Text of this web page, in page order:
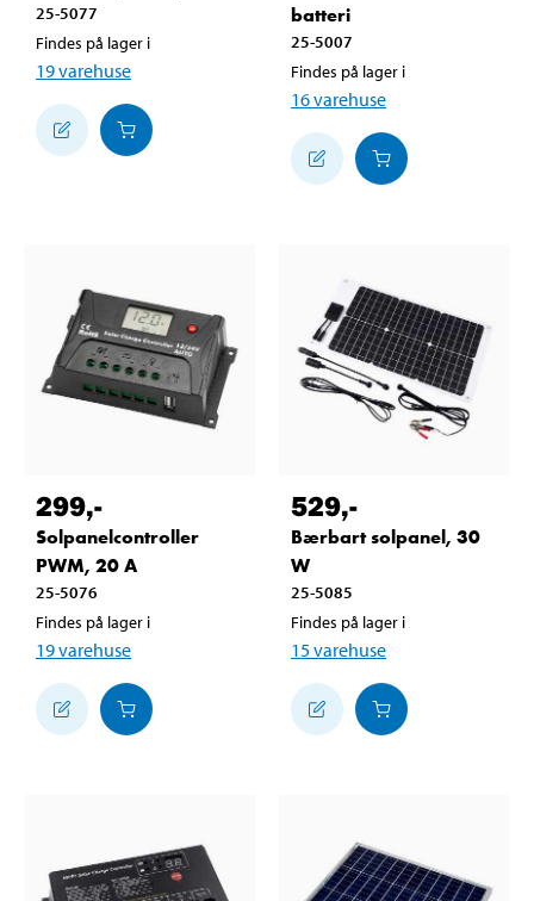
25-5077
Findes på lager i
19varehuse
batteri
25-5007
Findes på lager i
16varehuse
299,-
Solpanelcontroller
PWM, 20 A
25-5076
Findes på lager i
19varehuse
529,-
Bærbart solpanel, 30
W
25-5085
Findes på lager i
15varehuse